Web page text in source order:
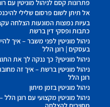
פתרונות קסם לניהול מוניטין עם
אל תיתן לשום פרסום שלילי
בעיות נפוצות המונעות הצלחה
כתבות ופסקי דין ברשת
ניהול מוניטין לפני משבר – איך
בעסקים | רונן הלל
ניהול מוניטין? כך ננקה לך את
רונן הלל
ניהול מוניטין בזמן מיתון
ניהול מוניטין מקצועי עם רונן